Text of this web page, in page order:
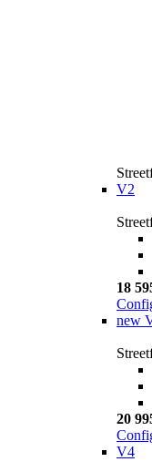
V2
18
new
20
V4